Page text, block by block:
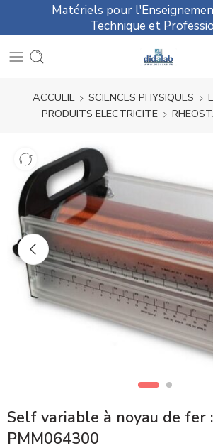
Matériels pour
Technique et
ACCUEIL SCIENCES PHYSIQUES
PRODUITS ELECTRICITE
Self variable à noyau de fer :
PMM064300